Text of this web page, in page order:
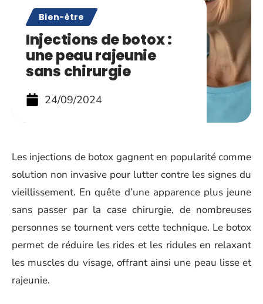
Bien-être
Injections de botox :
une peau rajeunie
sans chirurgie
24/09/2024
Les injections de botox gagnent en popularité comme
solution non invasive pour lutter contre les signes du
vieillissement. En quête d’une apparence plus jeune
sans passer par la case chirurgie, de nombreuses
personnes se tournent vers cette technique. Le botox
permet de réduire les rides et les ridules en relaxant
les muscles du visage, offrant ainsi une peau lisse et
rajeunie.